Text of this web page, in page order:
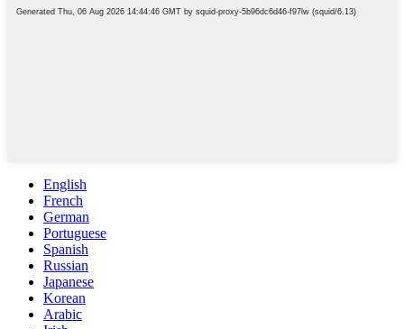
English
French
German
Portuguese
Spanish
Russian
Japanese
Korean
Arabic